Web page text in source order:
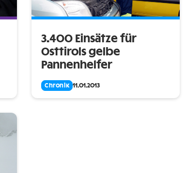
3.400 Einsätze für
Osttirols gelbe
Pannenhelfer
Chronik 11.01.2013